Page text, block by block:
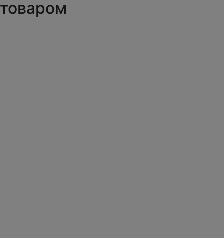
товаром